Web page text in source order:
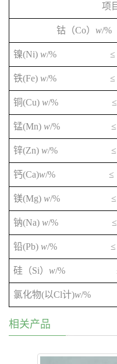
项
钴（Co） w/
镍(Ni)w/% ≤
铁(Fe)w/% ≤
铜(Cu)w/% ≤
锰(Mn)w/% ≤
锌(Zn)w/% ≤
钙(Ca)w/% ≤
镁(Mg)w/% ≤
钠(Na)w/% ≤
铅(Pb)w/% ≤
硅（Si）w/%
氯化物(以Cl计)w/%
相关产品